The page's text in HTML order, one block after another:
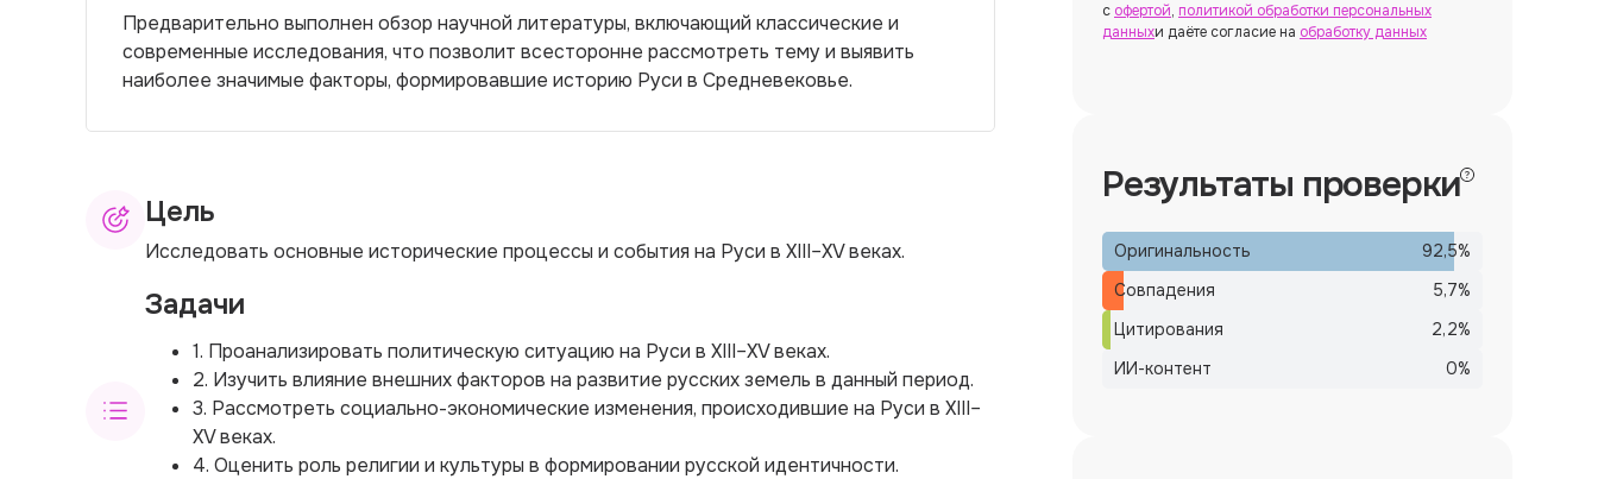
Предварительно выполнен обзор научной литературы, включающий классические и
современные исследования, что позволит всесторонне рассмотреть тему и выявить
наиболее значимые факторы, формировавшие историю Руси в Средневековье.
Цель
Исследовать основные исторические процессы и события на Руси в XIII–XV веках.
Задачи
1. Проанализировать политическую ситуацию на Руси в XIII–XV веках.
2. Изучить влияние внешних факторов на развитие русских земель в данный период.
3. Рассмотреть социально-экономические изменения, происходившие на Руси в XIII–
XV веках.
4. Оценить роль религии и культуры в формировании русской идентичности.
с офертой, политикой обработки персональных
данныхи даёте согласие на обработку данных
Результаты проверки
Оригинальность 92,5%
Совпадения
5,7%
Цитирования
2,2%
ИИ-контент
0%